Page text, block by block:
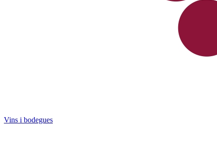
Vins i bodegues